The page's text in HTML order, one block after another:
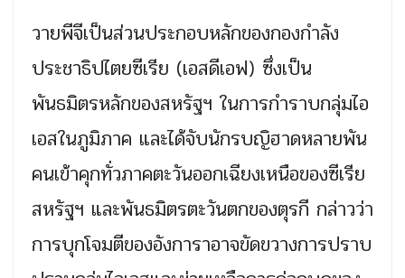
วายพีจีเป็นส่วนประกอบหลักของกองกำลัง
ประชาธิปไตยซีเรีย (เอสดีเอฟ) ซึ่งเป็น
พันธมิตรหลักของสหรัฐฯ ในการกำราบกลุ่มไอ
เอสในภูมิภาค และได้จับนักรบญิฮาดหลายพัน
คนเข้าคุกทั่วภาคตะวันออกเฉียงเหนือของซีเรีย
สหรัฐฯ และพันธมิตรตะวันตกของตุรกี กล่าวว่า
การบุกโจมตีของอังการาอาจขัดขวางการปราบ